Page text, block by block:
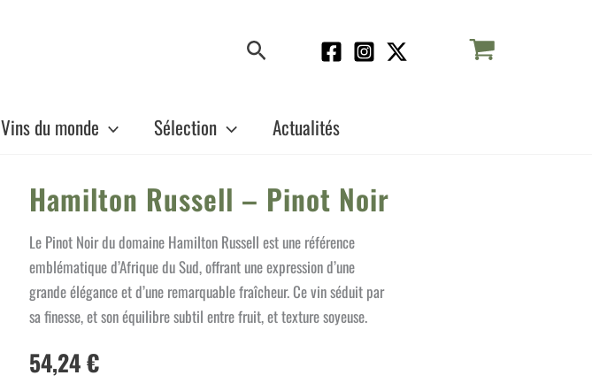
Rechercher
Vins du monde Sélection Actualités
Hamilton Russell – Pinot Noir
Le Pinot Noir du domaine Hamilton Russell est une référence
emblématique d’Afrique du Sud, offrant une expression d’une
grande élégance et d’une remarquable fraîcheur. Ce vin séduit par
sa finesse, et son équilibre subtil entre fruit, et texture soyeuse.
54,24€